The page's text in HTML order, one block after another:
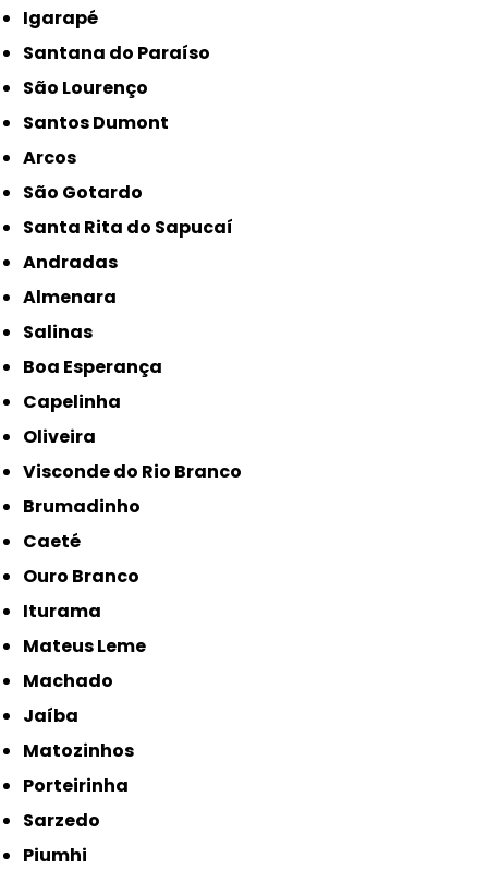
Igarapé
Santana do Paraíso
São Lourenço
Santos Dumont
Arcos
São Gotardo
Santa Rita do Sapucaí
Andradas
Almenara
Salinas
Boa Esperança
Capelinha
Oliveira
Visconde do Rio Branco
Brumadinho
Caeté
Ouro Branco
Iturama
Mateus Leme
Machado
Jaíba
Matozinhos
Porteirinha
Sarzedo
Piumhi